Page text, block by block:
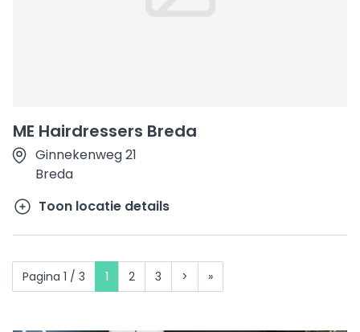
ME Hairdressers Breda
Ginnekenweg 21
Breda
Toon locatie details
Pagina 1 / 3 1 2 3 > »